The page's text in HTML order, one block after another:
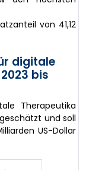
von 41,12
digitale
bis
Therapeutika
und soll
US-Dollar